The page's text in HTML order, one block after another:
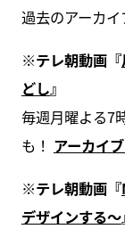
過去のアーカイ
※テレ朝動画『
どし』
毎週月曜よる7
も！ アーカイ
※テレ朝動画『
デザインする～